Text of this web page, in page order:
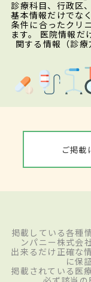
診療科目、行政区
基本情報だけでな
条件に合ったクリ
ます。 医院情報だ
関する情報（診療
ご掲載
掲載している各種
ンパニー株式会
出来るだけ正確な
に保
掲載されている医